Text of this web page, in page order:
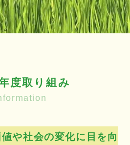
度取り組み
や社会の変化に目を向